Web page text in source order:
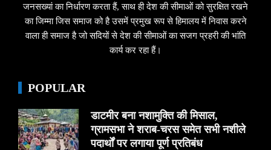
जनसख्यां का निर्धारण करता हैं, साथ ही देश की सीमाओं को सुरक्षित रखने
का जिम्मा जिस समाज को है उसमें प्रमुख रूप से हिमालय में निवास करने
वाला ही समाज है जो सदियों से देश की सीमाओं का सजग प्रहरी की भांति
कार्य कर रहा हैं।
POPULAR
डाटमीर बना नशामुक्ति की मिसाल,
ग्रामसभा ने शराब-चरस समेत सभी नशीले
पदार्थों पर लगाया पूर्ण प्रतिबंध